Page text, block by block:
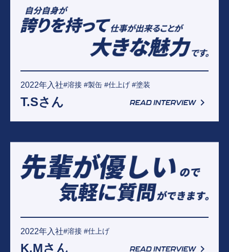
2022年入社#溶接 #製缶 #仕上げ #塗装
T.Sさん
2022年入社#溶接 #仕上げ
K.Mさん